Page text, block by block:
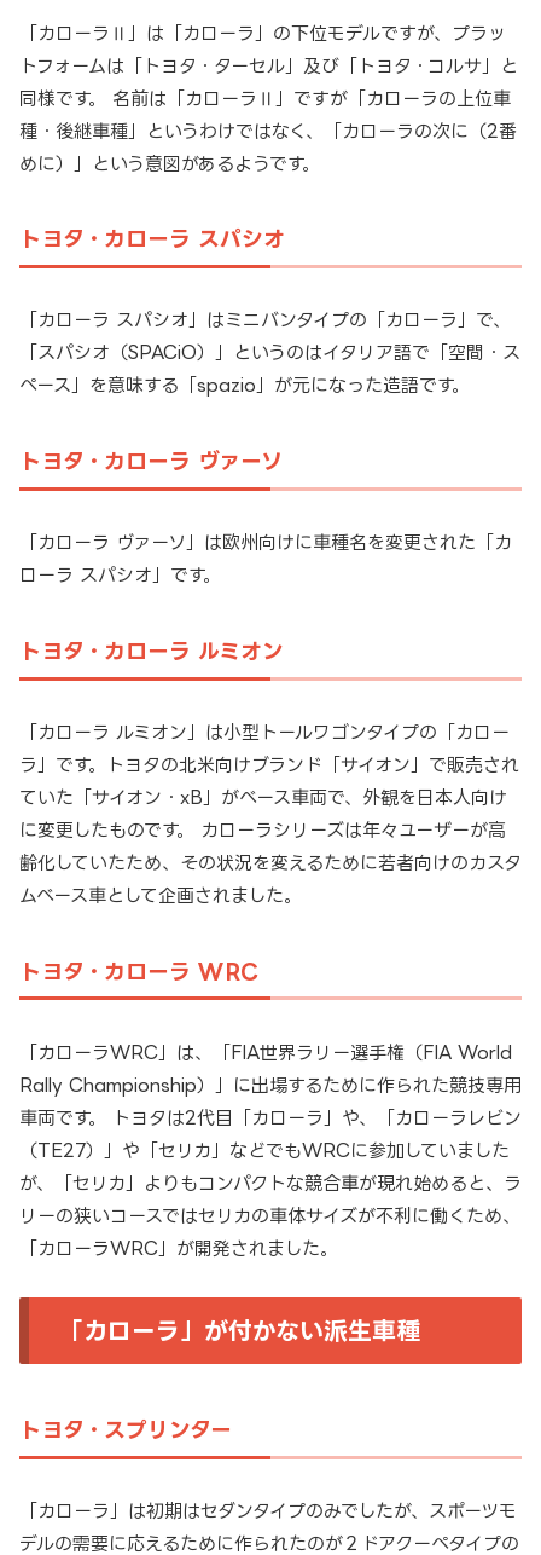
「カローラⅡ」は「カローラ」の下位モデルですが、プラッ
トフォームは「トヨタ・ターセル」及び「トヨタ・コルサ」と
同様です。 名前は「カローラⅡ」ですが「カローラの上位車
種・後継車種」というわけではなく、「カローラの次に（2番
めに）」という意図があるようです。
トヨタ・カローラ スパシオ
「カローラ スパシオ」はミニバンタイプの「カローラ」で、
「スパシオ（SPACiO）」というのはイタリア語で「空間・ス
ペース」を意味する「spazio」が元になった造語です。
トヨタ・カローラ ヴァーソ
「カローラ ヴァーソ」は欧州向けに車種名を変更された「カ
ローラ スパシオ」です。
トヨタ・カローラ ルミオン
「カローラ ルミオン」は小型トールワゴンタイプの「カロー
ラ」です。トヨタの北米向けブランド「サイオン」で販売され
ていた「サイオン・xB」がベース車両で、外観を日本人向け
に変更したものです。 カローラシリーズは年々ユーザーが高
齢化していたため、その状況を変えるために若者向けのカスタ
ムベース車として企画されました。
トヨタ・カローラ WRC
「カローラWRC」は、「FIA世界ラリー選手権（FIA World
Rally Championship）」に出場するために作られた競技専用
車両です。 トヨタは2代目「カローラ」や、「カローラレビン
（TE27）」や「セリカ」などでもWRCに参加していました
が、「セリカ」よりもコンパクトな競合車が現れ始めると、ラ
リーの狭いコースではセリカの車体サイズが不利に働くため、
「カローラWRC」が開発されました。
「カローラ」が付かない派生車種
トヨタ・スプリンター
「カローラ」は初期はセダンタイプのみでしたが、スポーツモ
デルの需要に応えるために作られたのが２ドアクーペタイプの